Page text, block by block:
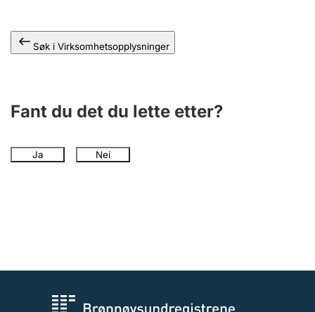
Søk i Virksomhetsopplysninger
Fant du det du lette etter?
Ja Nei